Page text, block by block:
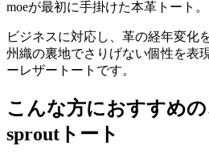
moeが最初に手掛けた本革トート。
ビジネスに対応し、革の経年変化
州織の裏地でさりげない個性を表
ーレザートートです。
こんな方におすすめ
sproutトート